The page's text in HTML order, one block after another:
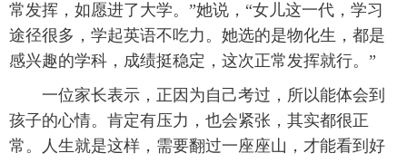
常发挥，如愿进了大学。”她说，“女儿这一代，学习
途径很多，学起英语不吃力。她选的是物化生，都是
感兴趣的学科，成绩挺稳定，这次正常发挥就行。”
一位家长表示，正因为自己考过，所以能体会到
孩子的心情。肯定有压力，也会紧张，其实都很正
常。人生就是这样，需要翻过一座座山，才能看到好